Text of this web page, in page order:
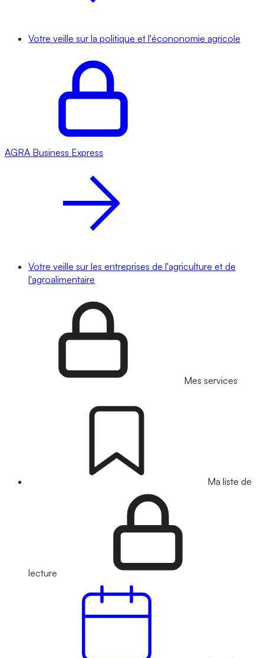
Votre veille sur la politique et l'écononomie agricole
AGRA Business Express
Votre veille sur les entreprises de l'agriculture et de
l'agroalimentaire
Mes services
Ma liste de
lecture